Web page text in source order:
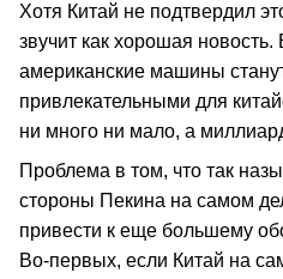
Хотя Китай не подтвердил
звучит как хорошая
американские машины
привлекательными для
ни много ни мало, а
Проблема в том, что так
стороны Пекина на самом
привести к еще большему
Во-первых, если Китай на